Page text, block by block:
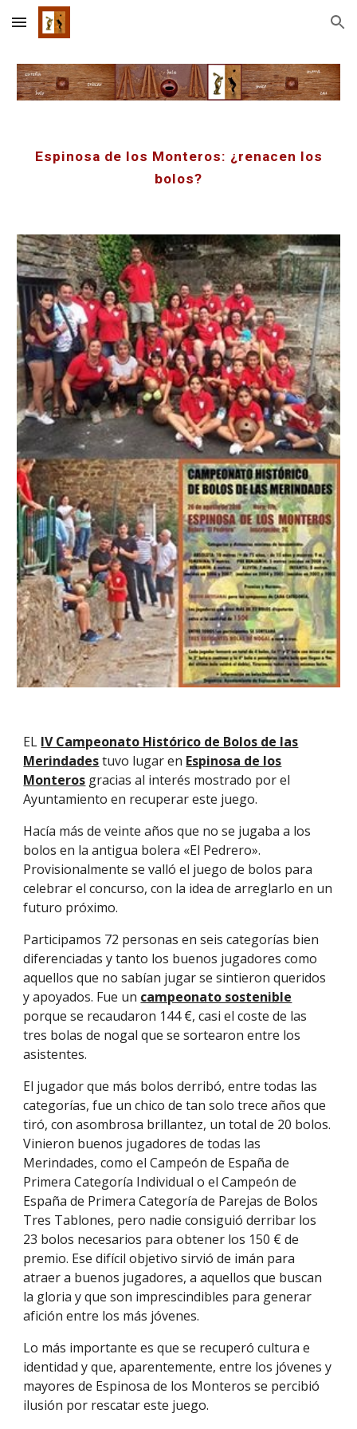
Skip to main content Skip to navigation
Espinosa de los Monteros: ¿renacen los
bolos?
EL IV Campeonato Histórico de Bolos de las
Merindadestuvo lugar en Espinosa de los
Monteros gracias al interés mostrado por el
Ayuntamiento en recuperar este juego.
Hacía más de veinte años que no se jugaba a los
bolos en la antigua bolera «El Pedrero».
Provisionalmente se valló el juego de bolos para
celebrar el concurso, con la idea de arreglarlo en un
futuro próximo.
Participamos 72 personas en seis categorías bien
diferenciadas y tanto los buenos jugadores como
aquellos que no sabían jugar se sintieron queridos
y apoyados. Fue un campeonato sostenible
porque se recaudaron 144 €, casi el coste de las
tres bolas de nogal que se sortearon entre los
asistentes.
El jugador que más bolos derribó, entre todas las
categorías, fue un chico de tan solo trece años que
tiró, con asombrosa brillantez, un total de 20 bolos.
Vinieron buenos jugadores de todas las
Merindades, como el Campeón de España de
Primera Categoría Individual o el Campeón de
España de Primera Categoría de Parejas de Bolos
Tres Tablones, pero nadie consiguió derribar los
23 bolos necesarios para obtener los 150 € de
premio. Ese difícil objetivo sirvió de imán para
atraer a buenos jugadores, a aquellos que buscan
la gloria y que son imprescindibles para generar
afición entre los más jóvenes.
Lo más importante es que se recuperó cultura e
identidad y que, aparentemente, entre los jóvenes y
mayores de Espinosa de los Monteros se percibió
ilusión por rescatar este juego.